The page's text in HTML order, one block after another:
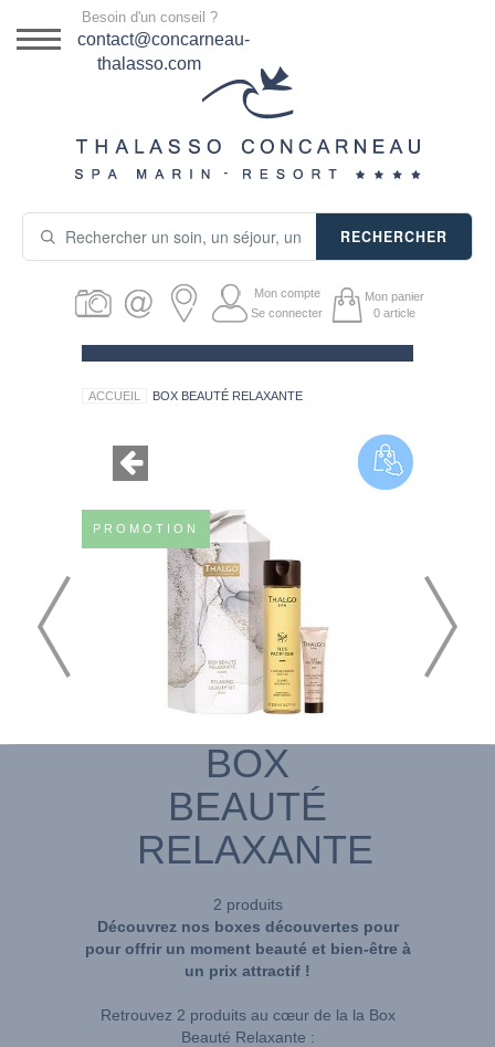
DESTINATION
SÉJOURS THALASSO
PRODUITS COSMÉTIQUES
GUIDE CADEAUX
Besoin d'un conseil ?
contact@concarneau-
thalasso.com
RECHERCHER
Mon compte
Se connecter
Mon panier
0 article
ACCUEIL BOX BEAUTÉ RELAXANTE
PROMOTION
BOX
BEAUTÉ
RELAXANTE
2 produits
Découvrez nos boxes découvertes pour
pour offrir un moment beauté et bien-être à
un prix attractif !
Retrouvez 2 produits au cœur de la la Box
Beauté Relaxante :